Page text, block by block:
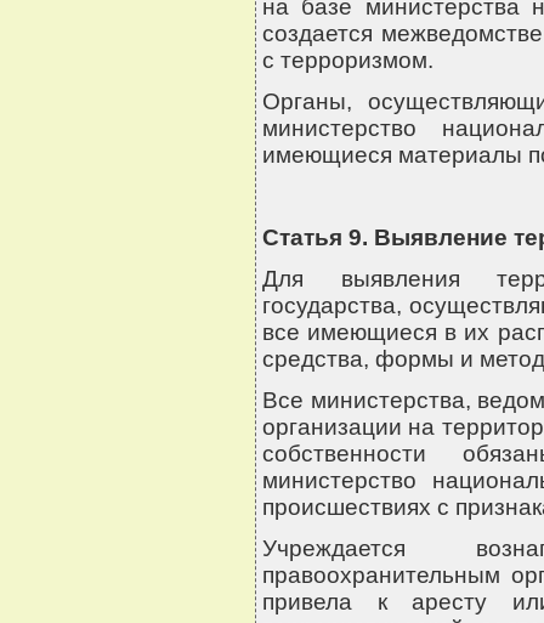
на базе министерства
создается
с терроризмом.
Органы,
министерство
имеющиеся материалы
Статья 9. Выявление
Для выявления
государства,
все имеющиеся в их
средства, формы и
Все министерства,
организации на
собственности
министерство
происшествиях с
Учреждается
правоохранительным
привела к аресту